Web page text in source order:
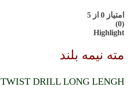
امتیاز 0 از 5
(0)
Highlight
مته نیمه بلند
TWIST DRILL LONG LENGH